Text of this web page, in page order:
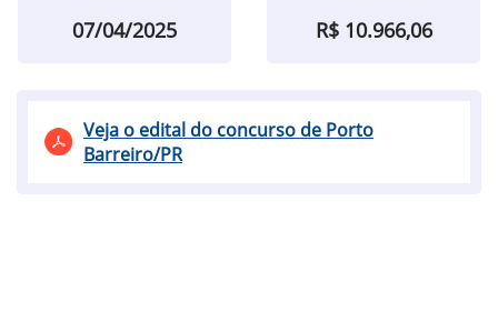
07/04/2025 R$ 10.966,06
Veja o edital do concurso de Porto
Barreiro/PR